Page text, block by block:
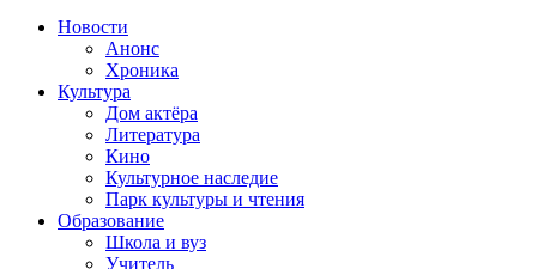
Новости
Анонс
Хроника
Культура
Дом актёра
Литература
Кино
Культурное наследие
Парк культуры и чтения
Образование
Школа и вуз
Учитель